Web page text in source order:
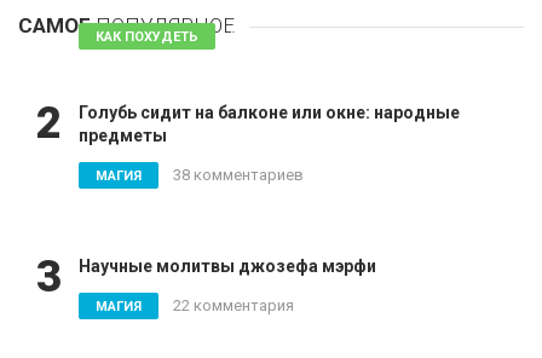
САМОЕПОПУЛЯРНОЕ
КАК ПОХУДЕТЬ 81 комментарий
2
Голубь сидит на балконе или окне: народные
предметы
МАГИЯ 38 комментариев
3 Научные молитвы джозефа мэрфи
МАГИЯ 22 комментария